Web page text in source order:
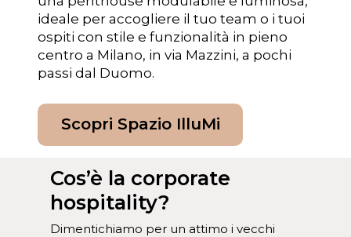
ideale per accogliere il tuo team o i tuoi
ospiti con stile e funzionalità in pieno
centro a Milano, in via Mazzini, a pochi
passi dal Duomo.
Scopri Spazio IlluMi
Cos’è la corporate
hospitality?
Dimentichiamo per un attimo i vecchi